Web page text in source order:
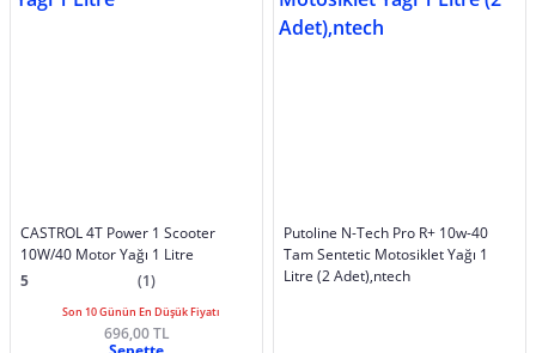
CASTROL 4T Power 1 Scooter
10W/40 Motor Yağı 1 Litre
5
(1)
Son 10 Günün En Düşük Fiyatı
696,00 TL
Putoline N-Tech Pro R+ 10w-40
Tam Sentetic Motosiklet Yağı 1
Litre (2 Adet),ntech